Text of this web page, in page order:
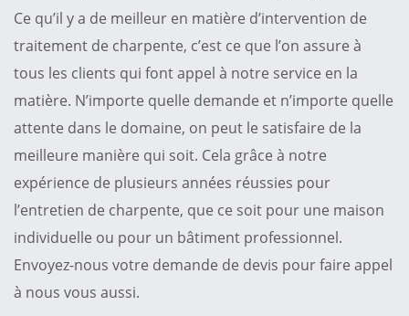
Ce qu’il y a de meilleur en matière d’intervention de
traitement de charpente, c’est ce que l’on assure à
tous les clients qui font appel à notre service en la
matière. N’importe quelle demande et n’importe quelle
attente dans le domaine, on peut le satisfaire de la
meilleure manière qui soit. Cela grâce à notre
expérience de plusieurs années réussies pour
l’entretien de charpente, que ce soit pour une maison
individuelle ou pour un bâtiment professionnel.
Envoyez-nous votre demande de devis pour faire appel
à nous vous aussi.